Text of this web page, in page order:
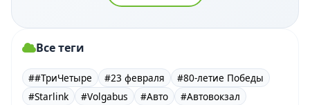
Все теги
##ТриЧетыре #23 февраля
#80-летие Победы
#Starlink
#Volgabus #Авто
#Автовокзал